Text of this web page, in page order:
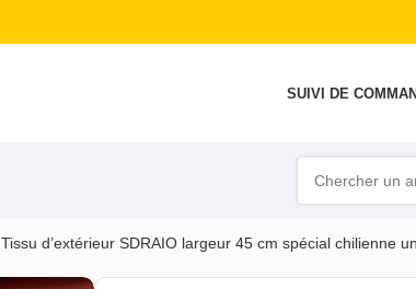
SUIVI DE
Tissu d’extérieur SDRAIO largeur 45 cm spécial chilienne